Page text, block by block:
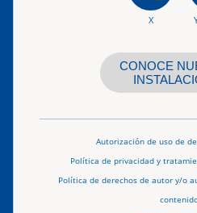
X
CONOCE
Autorización de uso de
Política de privacidad y
Política de derechos de autor y/o